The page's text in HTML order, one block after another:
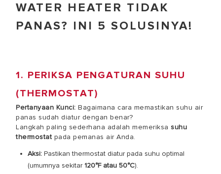
WATER HEATER TIDAK
PANAS? INI 5 SOLUSINYA!
1. PERIKSA PENGATURAN SUHU
(THERMOSTAT)
Pertanyaan Kunci: Bagaimana cara memastikan suhu air
panas sudah diatur dengan benar?
Langkah paling sederhana adalah memeriksa suhu
thermostat pada pemanas air Anda.
Aksi: Pastikan thermostat diatur pada suhu optimal
(umumnya sekitar120°F atau 50°C).